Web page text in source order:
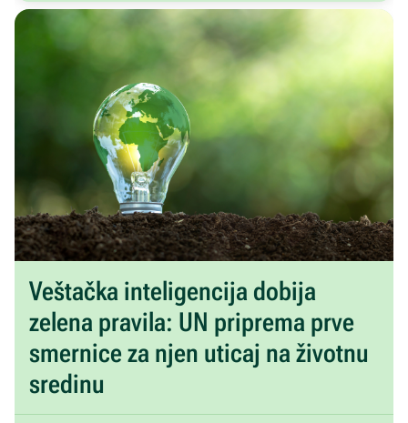
Veštačka inteligencija dobija
zelena pravila: UN priprema prve
smernice za njen uticaj na životnu
sredinu